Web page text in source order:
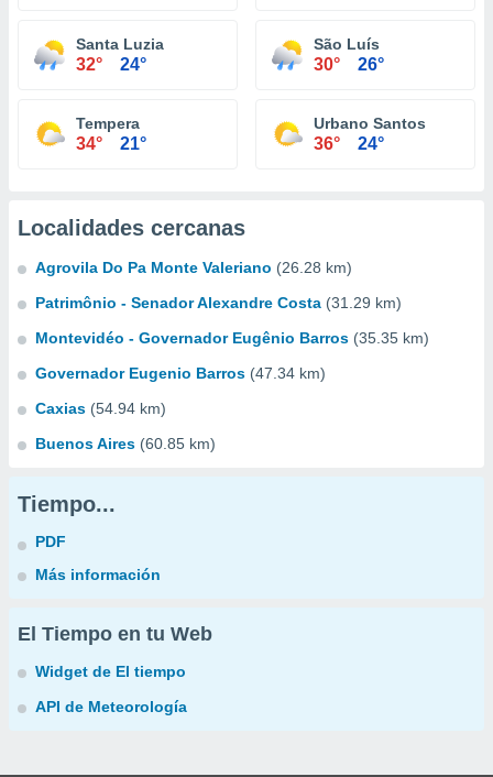
Santa Luzia
32° 24°
São Luís
30° 26°
Tempera
34° 21°
Urbano Santos
36° 24°
Localidades cercanas
Agrovila Do Pa Monte Valeriano (26.28 km)
Patrimônio - Senador Alexandre Costa (31.29 km)
Montevidéo - Governador Eugênio Barros (35.35 km)
Governador Eugenio Barros (47.34 km)
Caxias (54.94 km)
Buenos Aires (60.85 km)
Tiempo...
PDF
Más información
El Tiempo en tu Web
Widget de El tiempo
API de Meteorología